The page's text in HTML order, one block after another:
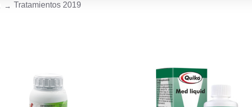
Tratamientos 2019